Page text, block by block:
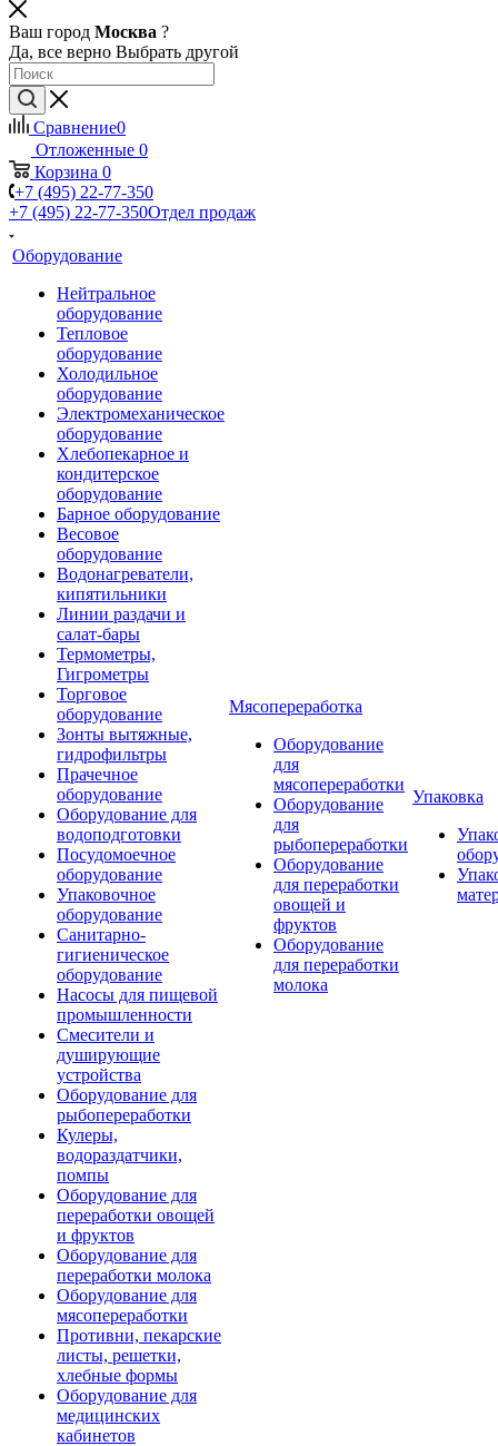
Ваш город Москва ?
Да, все верно Выбрать другой
Сравнение0
Отложенные 0
Корзина 0
+7 (495) 22-77-350
+7 (495) 22-77-350Отдел продаж
Оборудование
Нейтральное
оборудование
Тепловое
оборудование
Холодильное
оборудование
Электромеханическое
оборудование
Хлебопекарное и
кондитерское
оборудование
Барное оборудование
Весовое
оборудование
Водонагреватели,
кипятильники
Линии раздачи и
салат-бары
Термометры,
Гигрометры
Торговое
оборудование
Зонты вытяжные,
гидрофильтры
Прачечное
оборудование
Оборудование для
водоподготовки
Посудомоечное
оборудование
Упаковочное
оборудование
Санитарно-
гигиеническое
оборудование
Насосы для пищевой
промышленности
Смесители и
душирующие
устройства
Оборудование для
рыбопереработки
Кулеры,
водораздатчики,
помпы
Оборудование для
переработки овощей
и фруктов
Оборудование для
переработки молока
Оборудование для
мясопереработки
Противни, пекарские
листы, решетки,
хлебные формы
Оборудование для
медицинских
кабинетов
Мясопереработка
Оборудование
для
мясопереработки
Оборудование
для
рыбопереработки
Оборудование
для переработки
овощей и
фруктов
Оборудование
для переработки
молока
Упаковка